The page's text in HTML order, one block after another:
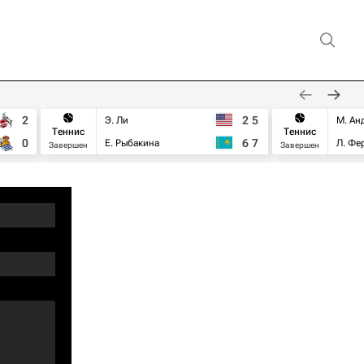
2
0
Теннис
Завершен
Э. Ли
Е. Рыбакина
2 5
6 7
Теннис
Завершен
М.
Л.